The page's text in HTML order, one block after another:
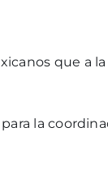
que a
la